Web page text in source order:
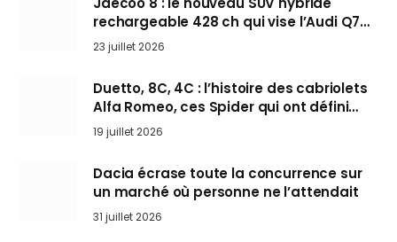
rechargeable 428 ch qui vise l’Audi Q7
arrive en Europe cet automne
23 juillet 2026
Duetto, 8C, 4C : l’histoire des cabriolets
Alfa Romeo, ces Spider qui ont défini
l’art de rouler cheveux au vent
19 juillet 2026
Dacia écrase toute la concurrence sur
un marché où personne ne l’attendait
31 juillet 2026